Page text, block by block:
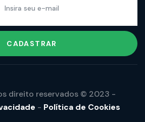
CADASTRAR
direito reservados © 2023 -
- Política de Cookies